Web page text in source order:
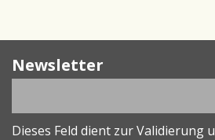
Newsletter
Dieses Feld dient zur Validierung